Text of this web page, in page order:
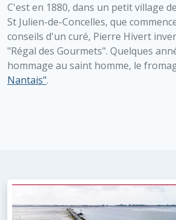
C'est en 1880, dans un petit village
St Julien-de-Concelles, que
conseils d'un curé, Pierre Hivert
"Régal des Gourmets". Quelques
hommage au saint homme, le
Nantais".